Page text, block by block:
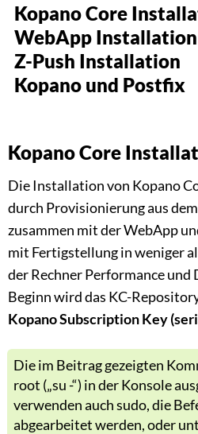
Kopano Core
WebApp Installation
Z-Push Installation
Kopano und Postfix
Kopano Core
Die Installation von Kopano
durch Provisionierung aus
zusammen mit der WebApp
mit Fertigstellung in weniger
der Rechner Performance und
Beginn wird das KC-
Kopano Subscription Key
Die im Beitrag gezeigten
root („su -“) in der Konsole
verwenden auch sudo, die
abgearbeitet werden, oder